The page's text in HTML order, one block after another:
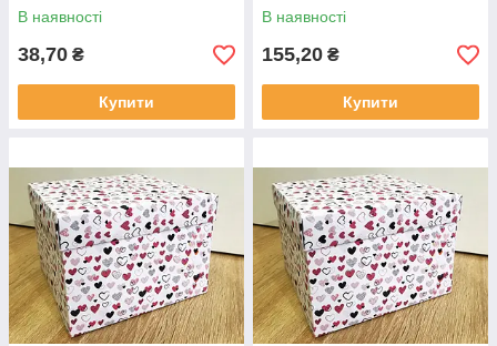
В наявності
38,70 ₴
Купити
В наявності
155,20 ₴
Купити